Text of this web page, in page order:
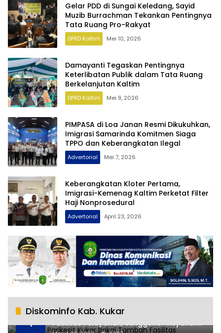
Gelar PDD di Sungai Keledang, Sayid
Muzib Burrachman Tekankan Pentingnya
Tata Ruang Pro-Rakyat
DPRD Kaltim Mei 10, 2026
Damayanti Tegaskan Pentingnya
Keterlibatan Publik dalam Tata Ruang
Berkelanjutan Kaltim
DPRD Kaltim Mei 9, 2026
PIMPASA di Loa Janan Resmi Dikukuhkan,
Imigrasi Samarinda Komitmen Siaga
TPPO dan Keberangkatan Ilegal
Advertorial Mei 7, 2026
Keberangkatan Kloter Pertama,
Imigrasi-Kemenag Kaltim Perketat Filter
Haji Nonprosedural
Advertorial April 23, 2026
Diskominfo Kab. Kukar
1
RSUD AM Parikesit Kukar Bakal Tambah
Fasilitas Pelayanan, Sunggono: Insyallah